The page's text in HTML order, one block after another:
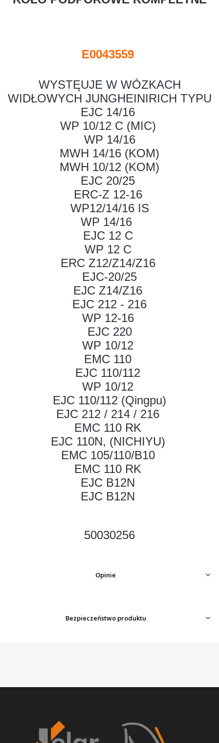
E0043559
WYSTĘUJE W WÓZKACH
WIDŁOWYCH JUNGHEINIRICH TYPU
EJC 14/16
WP 10/12 C (MIC)
WP 14/16
MWH 14/16 (KOM)
MWH 10/12 (KOM)
EJC 20/25
ERC-Z 12-16
WP12/14/16 IS
WP 14/16
EJC 12 C
WP 12 C
ERC Z12/Z14/Z16
EJC-20/25
EJC Z14/Z16
EJC 212 - 216
WP 12-16
EJC 220
WP 10/12
EMC 110
EJC 110/112
WP 10/12
EJC 110/112 (Qingpu)
EJC 212 / 214 / 216
EMC 110 RK
EJC 110N, (NICHIYU)
EMC 105/110/B10
EMC 110 RK
EJC B12N
EJC B12N
50030256
Opinie
Bezpieczeństwo produktu